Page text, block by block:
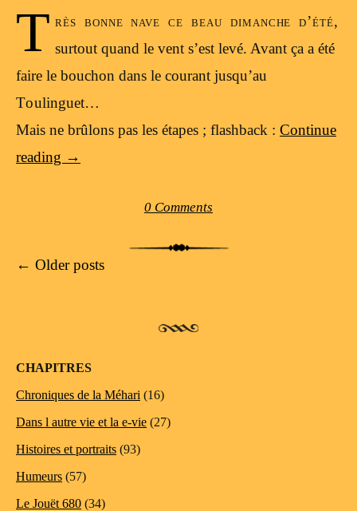
T rès bonne nave ce beau dimanche d’été,
surtout quand le vent s’est levé. Avant ça a été
faire le bouchon dans le courant jusqu’au
Toulinguet…
Mais ne brûlons pas les étapes ; flashback : Continue
reading →
0 Comments
Post navigation
← Older posts
CHAPITRES
Chroniques de la Méhari (16)
Dans l autre vie et la e-vie (27)
Histoires et portraits (93)
Humeurs (57)
Le Jouët 680 (34)